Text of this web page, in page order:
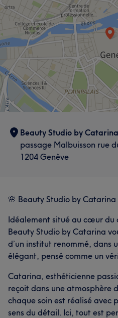
Beauty Studio by Catarina
passage Malbuisson rue
1204 Genève
🌸 Beauty Studio by Catarina
Idéalement situé au cœur du
Beauty Studio by Catarina
d’un institut renommé, dans
élégant, pensé comme un
Catarina, esthéticienne
reçoit dans une atmosphère
chaque soin est réalisé avec
sens du détail. Ici, tout est